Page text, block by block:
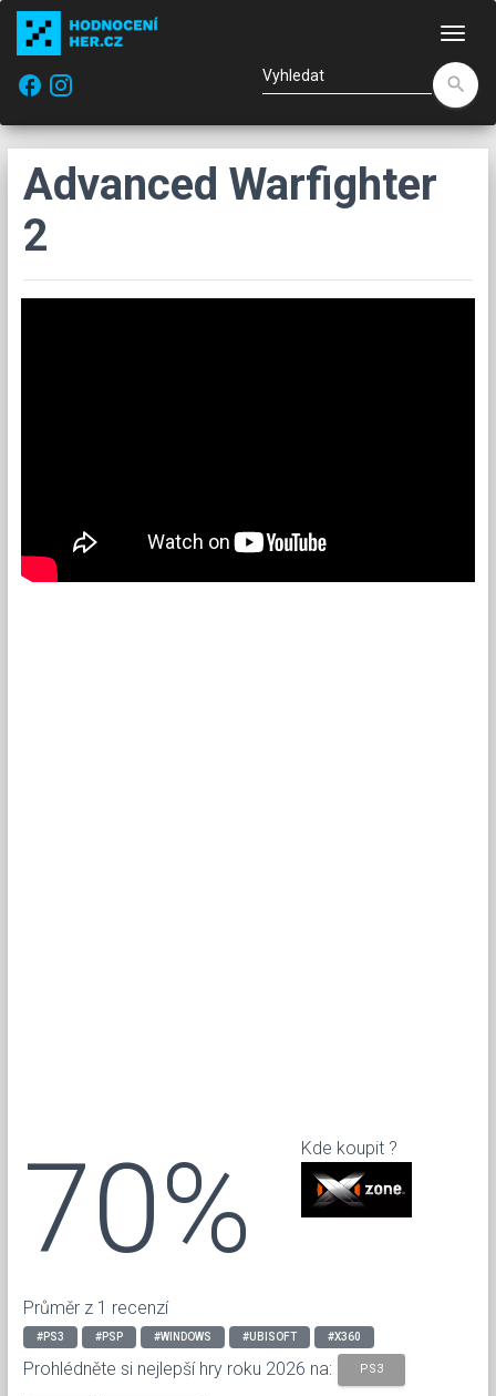
facebook
search
Advanced Warfighter
2
70%
Průměr z 1 recenzí
Kde koupit ?
#PS3 #PSP #WINDOWS #UBISOFT #X360
Prohlédněte si nejlepší hry roku 2026 na: PS3